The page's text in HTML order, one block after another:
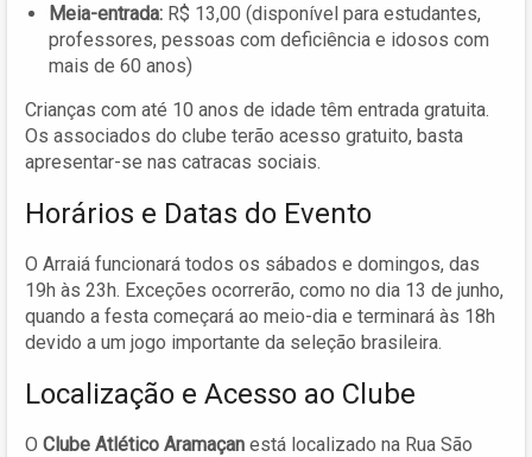
Meia-entrada: R$ 13,00 (disponível para estudantes,
professores, pessoas com deficiência e idosos com
mais de 60 anos)
Crianças com até 10 anos de idade têm entrada gratuita.
Os associados do clube terão acesso gratuito, basta
apresentar-se nas catracas sociais.
Horários e Datas do Evento
O Arraiá funcionará todos os sábados e domingos, das
19h às 23h. Exceções ocorrerão, como no dia 13 de junho,
quando a festa começará ao meio-dia e terminará às 18h
devido a um jogo importante da seleção brasileira.
Localização e Acesso ao Clube
O Clube Atlético Aramaçan está localizado na Rua São